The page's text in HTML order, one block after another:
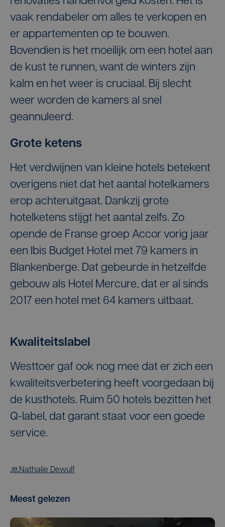
vaak rendabeler om alles te verkopen en
er appartementen op te bouwen.
Bovendien is het moeilijk om een hotel aan
de kust te runnen, want de winters zijn
kalm en het weer is cruciaal. Bij slecht
weer worden de kamers al snel
geannuleerd.
Grote ketens
Het verdwijnen van kleine hotels betekent
overigens niet dat het aantal hotelkamers
erop achteruitgaat. Dankzij grote
hotelketens stijgt het aantal zelfs. Zo
opende de Franse groep Accor vorig jaar
een Ibis Budget Hotel met 79 kamers in
Blankenberge. Dat gebeurde in hetzelfde
gebouw als Hotel Mercure, dat er al sinds
2017 een hotel met 64 kamers uitbaat.
Kwaliteitslabel
Westtoer gaf ook nog mee dat er zich een
kwaliteitsverbetering heeft voorgedaan bij
de kusthotels. Ruim 50 hotels bezitten het
Q-label, dat garant staat voor een goede
service.
Nathalie Dewulf
Meest gelezen